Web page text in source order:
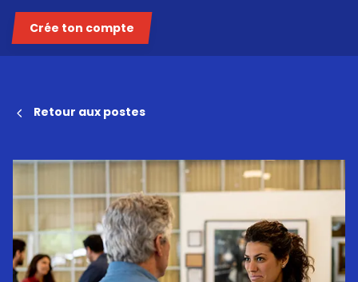
Crée ton compte
Retour aux postes